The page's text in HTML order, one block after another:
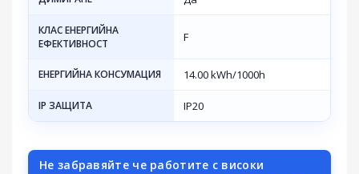
КЛАС ЕНЕРГИЙНА
ЕФЕКТИВНОСТ
F
ЕНЕРГИЙНА КОНСУМАЦИЯ 14.00 kWh/1000h
IP ЗАЩИТА IP20
Не забравяйте че работите с високи